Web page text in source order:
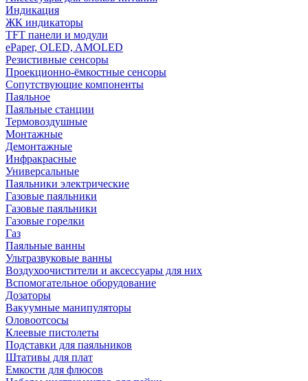
Индикация
ЖК индикаторы
TFT панели и модули
ePaper, OLED, AMOLED
Резистивные сенсоры
Проекционно-ёмкостные сенсоры
Сопутствующие компоненты
Паяльное
Паяльные станции
Термовоздушные
Монтажные
Демонтажные
Инфракрасные
Универсальные
Паяльники электрические
Газовые паяльники
Газовые паяльники
Газовые горелки
Газ
Паяльные ванны
Ультразвуковые ванны
Воздухоочистители и аксессуары для них
Вспомогательное оборудование
Дозаторы
Вакуумные манипуляторы
Оловоотсосы
Клеевые пистолеты
Подставки для паяльников
Штативы для плат
Емкости для флюсов